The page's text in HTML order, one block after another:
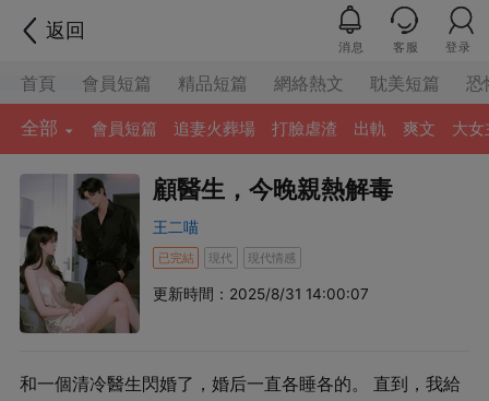
返回
消息 客服 登录
首頁 會員短篇 精品短篇 網絡熱文 耽美短篇 恐
全部 會員短篇 追妻火葬場 打臉虐渣 出軌 爽文 大女
顧醫生，今晚親熱解毒
王二喵
已完結 現代 現代情感
更新時間：2025/8/31 14:00:07
和一個清冷醫生閃婚了，婚后一直各睡各的。 直到，我給